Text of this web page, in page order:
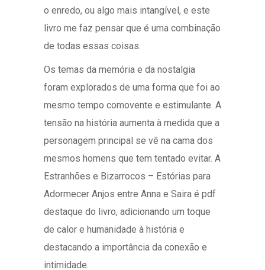
o enredo, ou algo mais intangível, e este
livro me faz pensar que é uma combinação
de todas essas coisas.
Os temas da memória e da nostalgia
foram explorados de uma forma que foi ao
mesmo tempo comovente e estimulante. A
tensão na história aumenta à medida que a
personagem principal se vê na cama dos
mesmos homens que tem tentado evitar. A
Estranhões e Bizarrocos – Estórias para
Adormecer Anjos entre Anna e Saira é pdf
destaque do livro, adicionando um toque
de calor e humanidade à história e
destacando a importância da conexão e
intimidade.